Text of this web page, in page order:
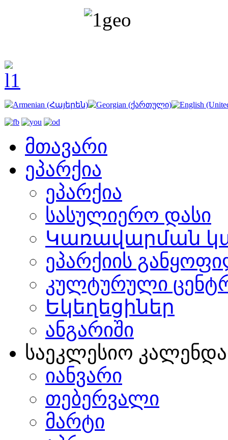
მთავარი
ეპარქია
ეპარქია
სასულიერო დასი
Կառավարման
ეპარქიის
კულტურული
Եկեղեցիներ
ანგარიში
საეკლესიო
იანვარი
თებერვალი
მარტი